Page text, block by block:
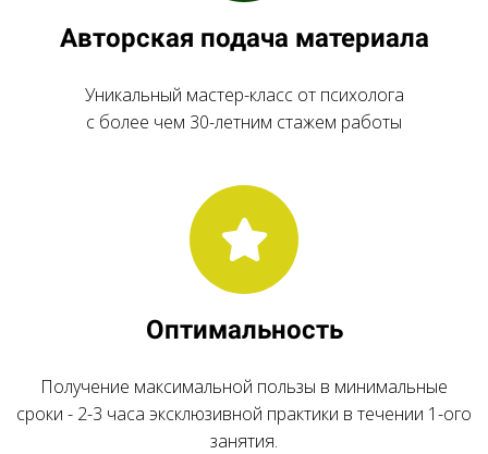
Авторская подача материала
Уникальный мастер-класс от психолога
с более чем 30-летним стажем работы
Оптимальность
Получение максимальной пользы в минимальные
сроки - 2-3 часа эксклюзивной практики в течении 1-ого
занятия.